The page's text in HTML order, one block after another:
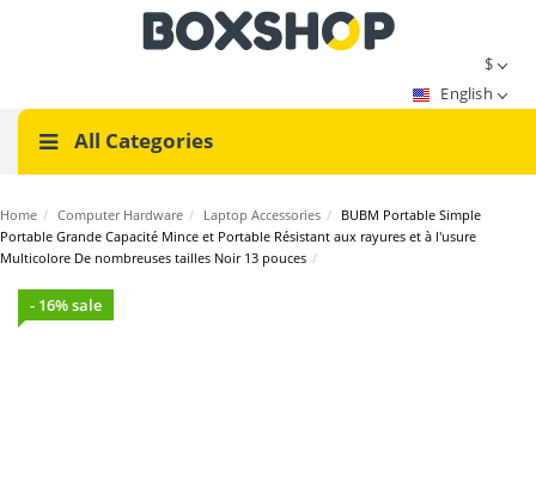
$
English
All Categories
Home / Computer Hardware / Laptop Accessories / BUBM Portable Simple
Portable Grande Capacité Mince et Portable Résistant aux rayures et à l'usure
Multicolore De nombreuses tailles Noir 13 pouces /
- 16% sale